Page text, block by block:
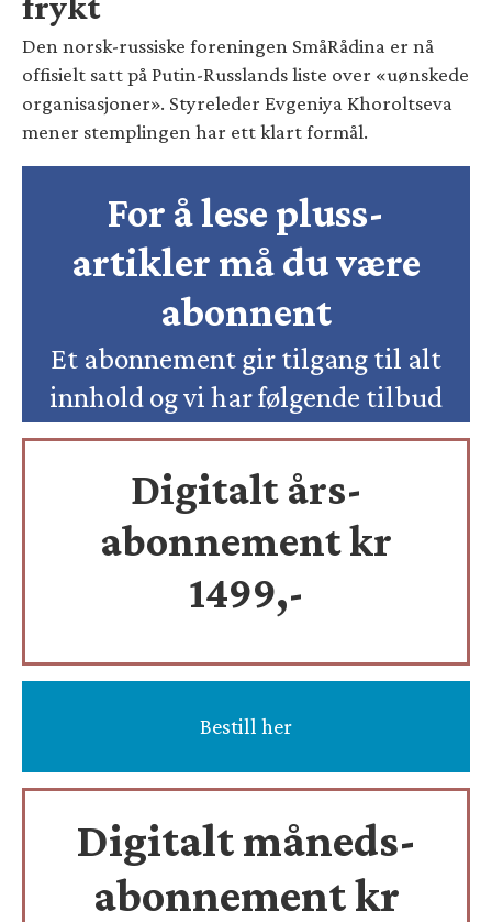
Den norsk-russiske foreningen SmåRådina er nå
offisielt satt på Putin-Russlands liste over «uønskede
organisasjoner». Styreleder Evgeniya Khoroltseva
mener stemplingen har ett klart formål.
For å lese pluss-
artikler må du være
abonnent
Et abonnement gir tilgang til alt
innhold og vi har følgende tilbud
Digitalt års-
abonnement kr
1499,-
Bestill her
Digitalt måneds-
abonnement kr